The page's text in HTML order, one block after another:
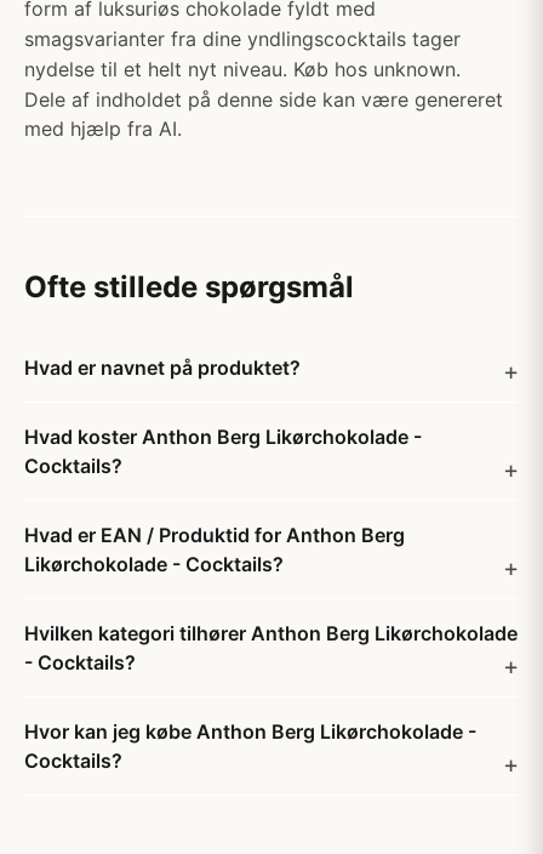
form af luksuriøs chokolade fyldt med
smagsvarianter fra dine yndlingscocktails tager
nydelse til et helt nyt niveau. Køb hos unknown.
Dele af indholdet på denne side kan være genereret
med hjælp fra AI.
Ofte stillede spørgsmål
Hvad er navnet på produktet?
Hvad koster Anthon Berg Likørchokolade -
Cocktails?
Hvad er EAN / Produktid for Anthon Berg
Likørchokolade - Cocktails?
Hvilken kategori tilhører Anthon Berg Likørchokolade
- Cocktails?
Hvor kan jeg købe Anthon Berg Likørchokolade -
Cocktails?